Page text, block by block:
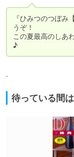
『ひみつのつぼみ
うぞ！
この夏最高のしあ
♪
待っている間